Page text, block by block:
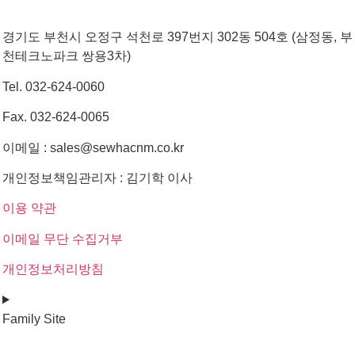
경기도 부천시 오정구 석천로 397번지 302동 504호 (삼정동, 부
천테크노파크 쌍용3차)
Tel. 032-624-0060
Fax. 032-624-0065
이메일 : sales@sewhacnm.co.kr
개인정보책임관리자 : 김기학 이사
이용 약관
이메일 무단 수집거부
개인정보처리방침
Family Site